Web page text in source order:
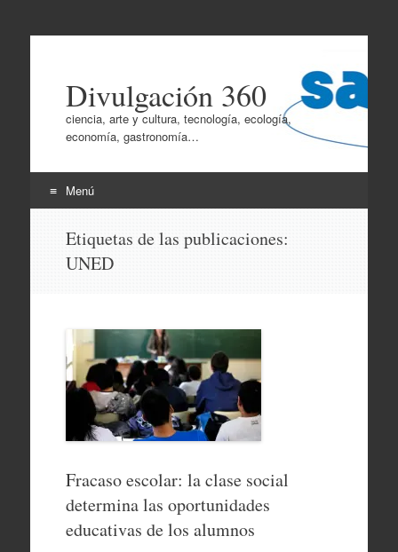
Divulgación 360
ciencia, arte y cultura, tecnología, ecología,
economía, gastronomía…
Menú
contenido
Etiquetas de las publicaciones:
UNED
Fracaso escolar: la clase social
determina las oportunidades
educativas de los alumnos